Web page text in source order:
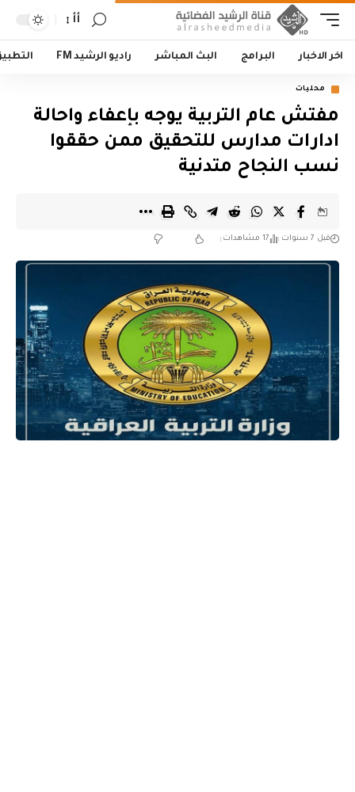
أأ
اخر الاخبار البرامج البث المباشر راديو الرشيد FM
محليات
مفتش عام التربية يوجه بإعفاء واحالة
ادارات مدارس للتحقيق ممن حققوا
نسب النجاح متدنية
قبل 7 سنوات 17 مشاهدات